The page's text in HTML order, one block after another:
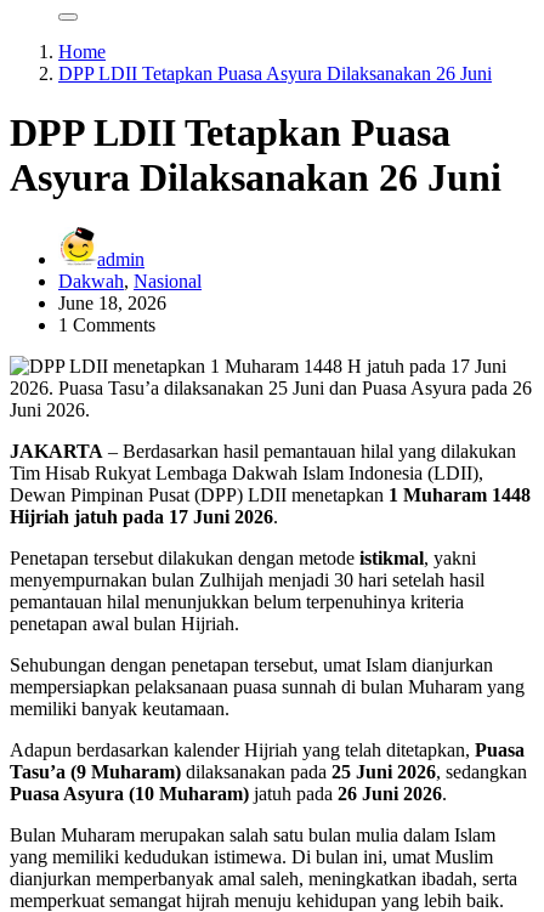
Home
DPP LDII Tetapkan Puasa Asyura Dilaksanakan 26 Juni
DPP LDII Tetapkan Puasa
Asyura Dilaksanakan 26 Juni
admin
Dakwah, Nasional
June 18, 2026
1 Comments
JAKARTA – Berdasarkan hasil pemantauan hilal yang dilakukan
Tim Hisab Rukyat Lembaga Dakwah Islam Indonesia (LDII),
Dewan Pimpinan Pusat (DPP) LDII menetapkan 1 Muharam 1448
Hijriah jatuh pada 17 Juni 2026.
Penetapan tersebut dilakukan dengan metode istikmal, yakni
menyempurnakan bulan Zulhijah menjadi 30 hari setelah hasil
pemantauan hilal menunjukkan belum terpenuhinya kriteria
penetapan awal bulan Hijriah.
Sehubungan dengan penetapan tersebut, umat Islam dianjurkan
mempersiapkan pelaksanaan puasa sunnah di bulan Muharam yang
memiliki banyak keutamaan.
Adapun berdasarkan kalender Hijriah yang telah ditetapkan, Puasa
Tasu’a (9 Muharam) dilaksanakan pada 25 Juni 2026, sedangkan
Puasa Asyura (10 Muharam) jatuh pada 26 Juni 2026.
Bulan Muharam merupakan salah satu bulan mulia dalam Islam
yang memiliki kedudukan istimewa. Di bulan ini, umat Muslim
dianjurkan memperbanyak amal saleh, meningkatkan ibadah, serta
memperkuat semangat hijrah menuju kehidupan yang lebih baik.